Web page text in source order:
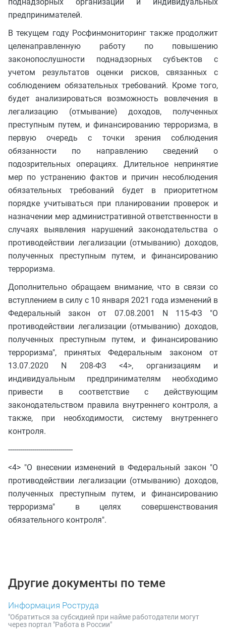
предпринимателей.
В текущем году Росфинмониторинг также продолжит
целенаправленную работу по повышению
законопослушности поднадзорных субъектов с
учетом результатов оценки рисков, связанных с
соблюдением обязательных требований. Кроме того,
будет анализироваться возможность вовлечения в
легализацию (отмывание) доходов, полученных
преступным путем, и финансированию терроризма, в
первую очередь с точки зрения соблюдения
обязанности по направлению сведений о
подозрительных операциях. Длительное непринятие
мер по устранению фактов и причин несоблюдения
обязательных требований будет в приоритетном
порядке учитываться при планировании проверок и
назначении мер административной ответственности в
случаях выявления нарушений законодательства о
противодействии легализации (отмыванию) доходов,
полученных преступным путем, и финансированию
терроризма.
Дополнительно обращаем внимание, что в связи со
вступлением в силу с 10 января 2021 года изменений в
Федеральный закон от 07.08.2001 N 115-ФЗ "О
противодействии легализации (отмыванию) доходов,
полученных преступным путем, и финансированию
терроризма", принятых Федеральным законом от
13.07.2020 N 208-ФЗ <4>, организациям и
индивидуальным предпринимателям необходимо
привести в соответствие с действующим
законодательством правила внутреннего контроля, а
также, при необходимости, систему внутреннего
контроля.
--------------------------------
<4> "О внесении изменений в Федеральный закон "О
противодействии легализации (отмыванию) доходов,
полученных преступным путем, и финансированию
терроризма" в целях совершенствования
обязательного контроля".
Другие документы по теме
Информация Роструда
"Обратиться за субсидией при найме работодатели могут
через портал "Работа в России"